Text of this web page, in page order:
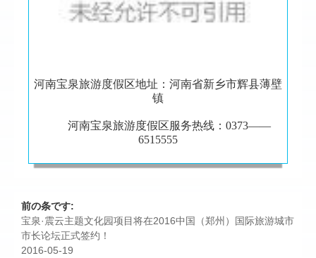
河南宝泉旅游度假区地址：河南省新乡市辉县薄壁
镇
河南宝泉旅游度假区服务热线：0373——
6515555
前の条です:
宝泉·震云主题文化园项目将在2016中国（郑州）国际旅游城市
市长论坛正式签约！
2016-05-19